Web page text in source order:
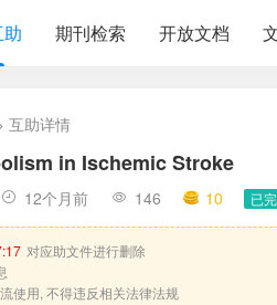
期刊检索 开放文档
互助详情
in Ischemic Stroke
12个月前 146 10 已
对应助文件进行删除
使用, 不得违反相关法律法规